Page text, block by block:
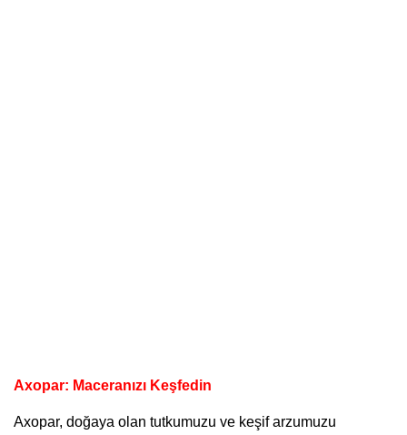
Axopar: Maceranızı Keşfedin
Axopar, doğaya olan tutkumuzu ve keşif arzumuzu